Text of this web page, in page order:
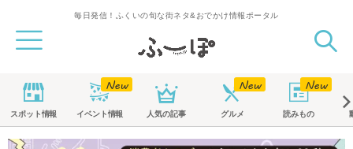
毎日発信！ふくいの旬な街ネタ&おでかけ情報ポータル
スポット情報 イベント情報 人気の記事 グルメ 読みもの